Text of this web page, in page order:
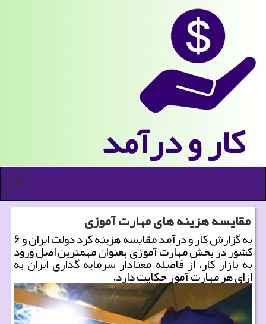
كار و درآمد
منو
مقایسه هزینه های مهارت آموزی
به گزارش كار و درآمد مقایسه هزینه كرد دولت ایران و ۶
كشور در بخش مهارت آموزی بعنوان مهمترین اصل ورود
به بازار كار، از فاصله معنادار سرمایه گذاری ایران به
ازای هر مهارت آموز حكایت دارد.